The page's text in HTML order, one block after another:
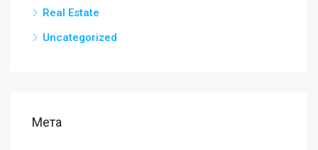
Real Estate
Uncategorized
Мета